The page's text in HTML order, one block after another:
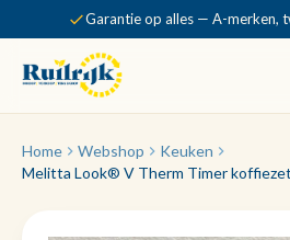
Garantie op alles — A-merken,
Home Webshop
Keuken
Melitta Look® V Therm Timer